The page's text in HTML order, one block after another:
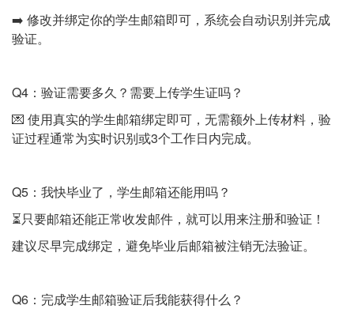
➡️ 修改并绑定你的学生邮箱即可，系统会自动识别并完成
验证。
Q4：验证需要多久？需要上传学生证吗？
💌 使用真实的学生邮箱绑定即可，无需额外上传材料，验
证过程通常为实时识别或3个工作日内完成。
Q5：我快毕业了，学生邮箱还能用吗？
⏳只要邮箱还能正常收发邮件，就可以用来注册和验证！
建议尽早完成绑定，避免毕业后邮箱被注销无法验证。
Q6：完成学生邮箱验证后我能获得什么？